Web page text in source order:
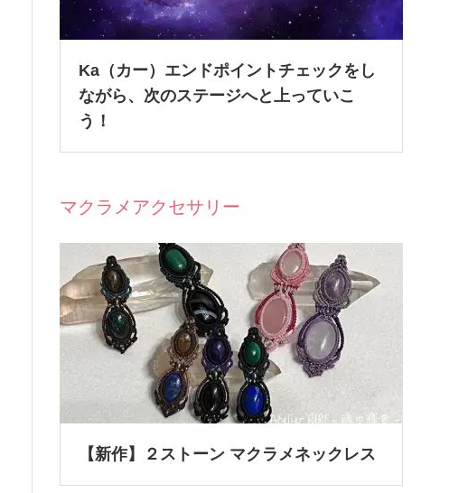
Ka（カー）エンドポイントチェックをし
ながら、次のステージへと上っていこ
う！
マクラメアクセサリー
【新作】２ストーン マクラメネックレス